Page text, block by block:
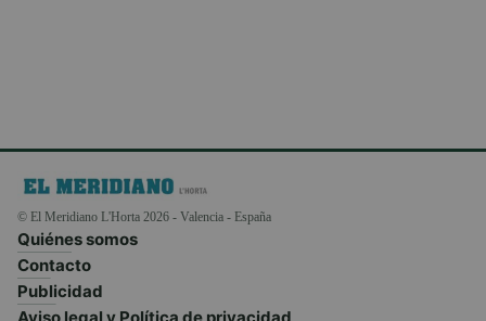
© El Meridiano L'Horta 2026 - Valencia - España
Quiénes somos
Contacto
Publicidad